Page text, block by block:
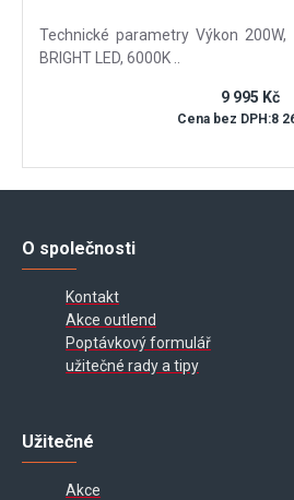
Technické parametry Výkon 200W,
BRIGHT LED, 6000K ..
9 995 Kč
Cena bez DPH:8
O společnosti
Kontakt
Akce outlend
Poptávkový formulář
užitečné rady a tipy
Užitečné
Akce